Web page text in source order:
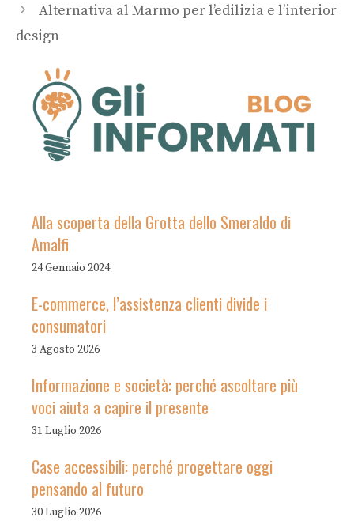
Alternativa al Marmo per l’edilizia e l’interior
design
Alla scoperta della Grotta dello Smeraldo di
Amalfi
24 Gennaio 2024
E-commerce, l’assistenza clienti divide i
consumatori
3 Agosto 2026
Informazione e società: perché ascoltare più
voci aiuta a capire il presente
31 Luglio 2026
Case accessibili: perché progettare oggi
pensando al futuro
30 Luglio 2026